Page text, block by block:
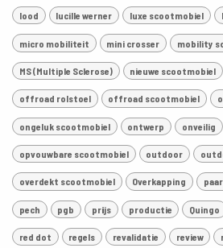
lood lucille werner luxe scootmobiel
micro mobiliteit mini crosser mobility
MS (Multiple Sclerose) nieuwe scootmobiel
offroad rolstoel offroad scootmobiel
ongeluk scootmobiel ontwerp onveilig
opvouwbare scootmobiel outdoor
overdekt scootmobiel Overkapping
pech pgb prijs productie Quingo
red dot regels revalidatie review